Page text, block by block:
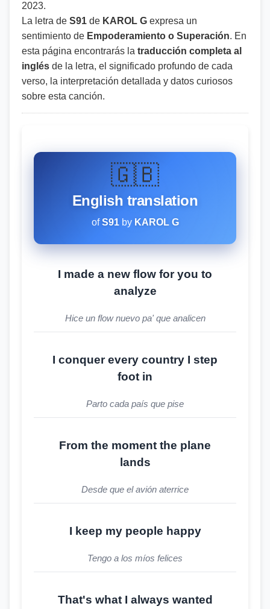
2023.
La letra de S91 de KAROL G expresa un
sentimiento de Empoderamiento o Superación. En
esta página encontrarás la traducción completa al
inglés de la letra, el significado profundo de cada
verso, la interpretación detallada y datos curiosos
sobre esta canción.
🇬🇧
English translation
ofS91by KAROL G
I made a new flow for you to
analyze
Hice un flow nuevo pa' que analicen
I conquer every country I step
foot in
Parto cada país que pise
From the moment the plane
lands
Desde que el avión aterrice
I keep my people happy
Tengo a los míos felices
That's what I always wanted